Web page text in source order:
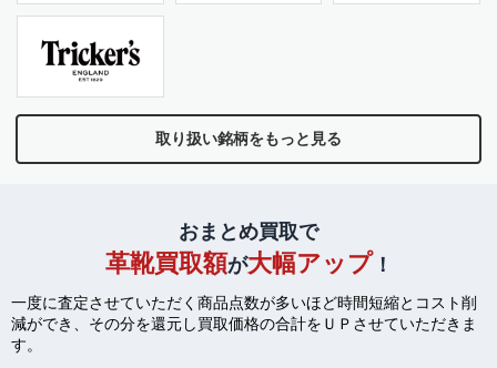
取り扱い銘柄をもっと見る
おまとめ買取で
革靴買取額が大幅アップ！
一度に査定させていただく商品点数が多いほど時間短縮とコスト削
減ができ、 その分を還元し買取価格の合計をＵＰさせていただきま
す。